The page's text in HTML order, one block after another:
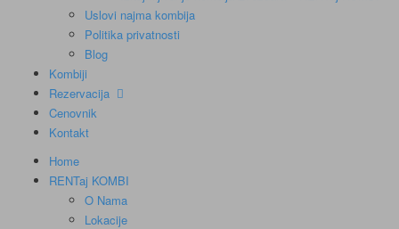
Uslovi najma kombija
Politika privatnosti
Blog
Kombiji
Rezervacija
Cenovnik
Kontakt
Home
RENTaj KOMBI
O Nama
Lokacije